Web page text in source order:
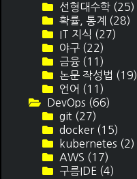
선형대수학 (25)
확률, 통계 (28)
IT 지식 (27)
야구 (22)
금융 (11)
논문 작성법 (19)
언어 (11)
DevOps (66)
git (27)
docker (15)
kubernetes (2)
AWS (17)
구름IDE (4)